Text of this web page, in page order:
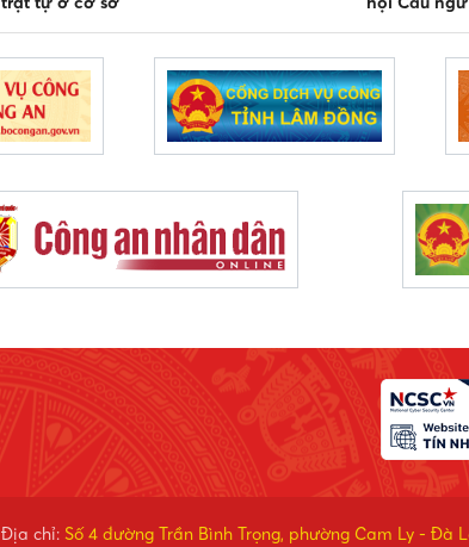
Địa chỉ: Số 4 đường Trần Bình Trọng, phường Cam Ly - Đà